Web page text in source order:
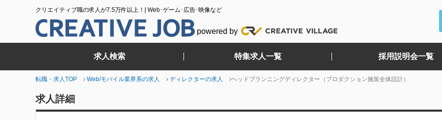
クリエイティブ職の求人が7.5万件以上！| Web･ゲーム･広告･映像など
powered by
求人検索 特集求人一覧 採用説明会一覧
転職・求人TOP Web/モバイル業界系の求人 ディレクターの求人 ヘッドプランニングディレクター（プロダクション施策全体設計）
求人詳細